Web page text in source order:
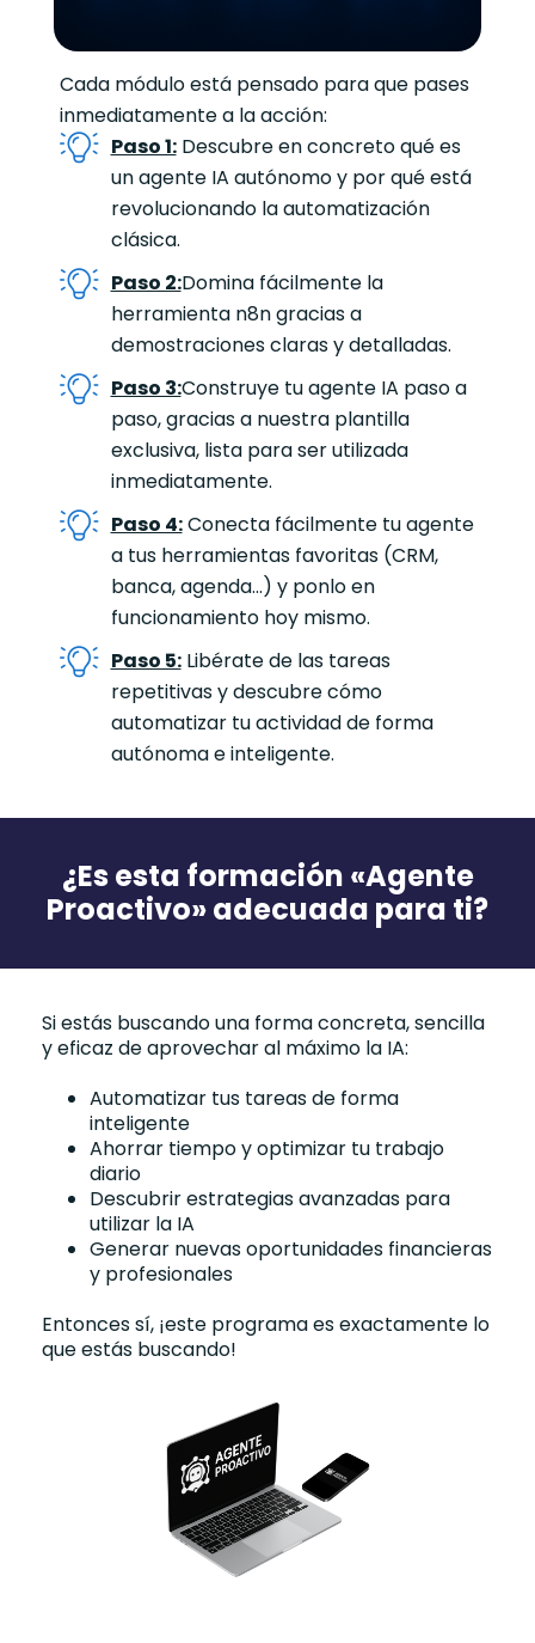
Cada módulo está pensado para que pases
inmediatamente a la acción:
Paso 1:Descubre en concreto qué es
un agente IA autónomo y por qué está
revolucionando la automatización
clásica.
Paso 2:Domina fácilmente la
herramienta n8n gracias a
demostraciones claras y detalladas.
Paso 3:Construye tu agente IA paso a
paso, gracias a nuestra plantilla
exclusiva, lista para ser utilizada
inmediatamente.
Paso 4:Conecta fácilmente tu agente
a tus herramientas favoritas (CRM,
banca, agenda...) y ponlo en
funcionamiento hoy mismo.
Paso 5:Libérate de las tareas
repetitivas y descubre cómo
automatizar tu actividad de forma
autónoma e inteligente.
¿Es esta formación «Agente
Proactivo» adecuada para ti?
Si estás buscando una forma concreta, sencilla
y eficaz de aprovechar al máximo la IA:
Automatizar tus tareas de forma
inteligente
Ahorrar tiempo y optimizar tu trabajo
diario
Descubrir estrategias avanzadas para
utilizar la IA
Generar nuevas oportunidades financieras
y profesionales
Entonces sí, ¡este programa es exactamente lo
que estás buscando!